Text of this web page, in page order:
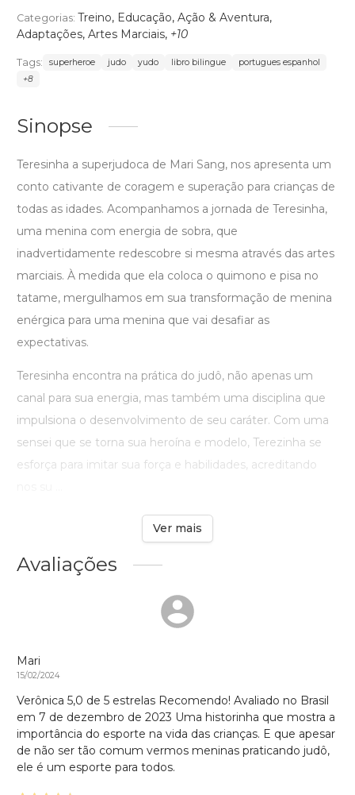
Categorias: Treino, Educação, Ação & Aventura,
Adaptações, Artes Marciais, +10
Tags: superheroe judo yudo libro bilingue
portugues espanhol
+8
Sinopse
Teresinha a superjudoca de Mari Sang, nos apresenta um
conto cativante de coragem e superação para crianças de
todas as idades. Acompanhamos a jornada de Teresinha,
uma menina com energia de sobra, que
inadvertidamente redescobre si mesma através das artes
marciais. À medida que ela coloca o quimono e pisa no
tatame, mergulhamos em sua transformação de menina
enérgica para uma menina que vai desafiar as
expectativas.
Teresinha encontra na prática do judô, não apenas um
canal para sua energia, mas também uma disciplina que
impulsiona o desenvolvimento de seu caráter. Com uma
sensei que se torna sua heroína e modelo, Terezinha se
esforça para imitar sua força e habilidades, acreditando
Ver mais
Avaliações
Mari
15/02/2024
Verônica 5,0 de 5 estrelas Recomendo! Avaliado no Brasil
em 7 de dezembro de 2023 Uma historinha que mostra a
importância do esporte na vida das crianças. E que apesar
de não ser tão comum vermos meninas praticando judô,
ele é um esporte para todos.